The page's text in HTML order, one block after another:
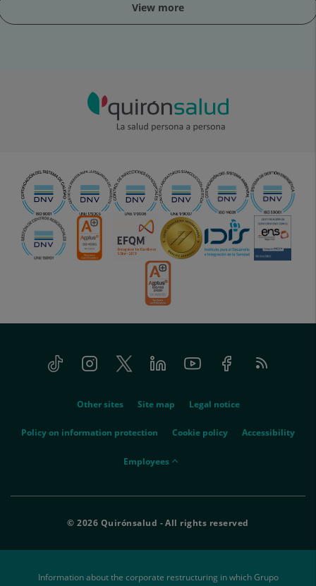
View more
Tiktok InstagramTwitter LinkedinYoutube FacebookFeed
RSS
Other sites Site map Legal notice
Policy on information protection Cookie policy Accessibility
empleados
Employees
© 2026 Quirónsalud - All rights reserved
Information about the corporate restructuring in which Grupo